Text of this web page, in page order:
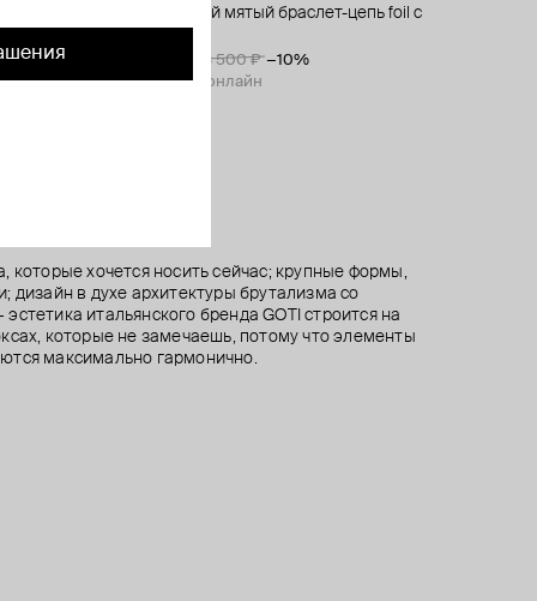
серебристый мятый браслет-цепь foil с
логотипом
48 500 ₽ −10%
при оплате онлайн
браслет black pippa из серебра с агатом
браслет-цепь из серебра с перламутром и
винтажным стеклом
35 000 ₽ −10%
при оплате онлайн
браслет margiela 6
при оплате онлайн
хочется носить сейчас; крупные формы,
дизайн в духе архитектуры брутализма со
итальянского бренда GOTI строится на
которые не замечаешь, потому что элементы
максимально гармонично.